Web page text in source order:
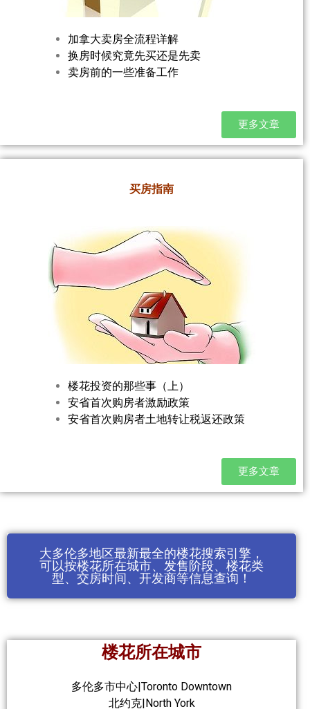
加拿大卖房全流程详解
换房时候究竟先买还是先卖
卖房前的一些准备工作
更多文章
买房指南
楼花投资的那些事（上）
安省首次购房者激励政策
安省首次购房者土地转让税返还政策
更多文章
大多伦多地区最新最全的楼花搜索引擎，
可以按楼花所在城市、发售阶段、楼花类
型、交房时间、开发商等信息查询！
楼花所在城市
多伦多市中心|Toronto Downtown
北约克|North York